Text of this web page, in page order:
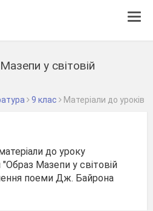
у світовій
9 клас Матеріали до уроків
до уроку
Мазепи у світовій
поеми Дж. Байрона